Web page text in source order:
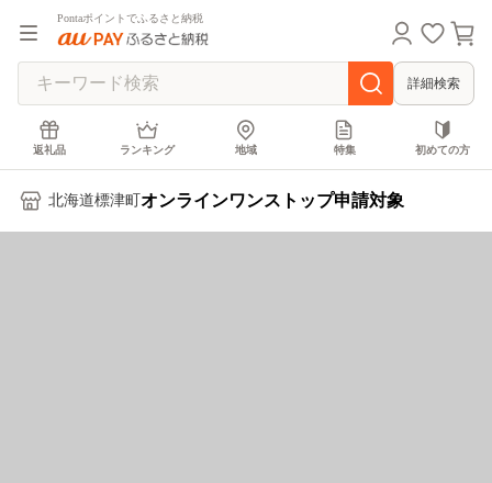
Pontaポイントでふるさと納税
詳細検索
返礼品 ランキング 地域 特集 初めての方
北海道標津町 オンラインワンストップ申請対象